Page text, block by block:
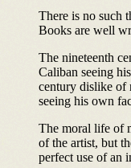
There is no such
Books are well
The nineteenth
Caliban seeing
century dislike of
seeing his own
The moral life of
of the artist, but
perfect use of an